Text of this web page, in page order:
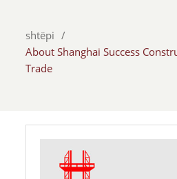
shtëpi
About Shanghai Success
Trade